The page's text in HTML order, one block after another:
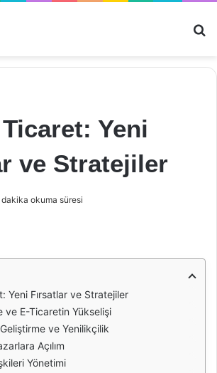
Yeni
ve Stratejiler
dakika okuma süresi
Yeni Fırsatlar ve Stratejiler
ve E-Ticaretin Yükselişi
ve Yenilikçilik
Açılım
Yönetimi